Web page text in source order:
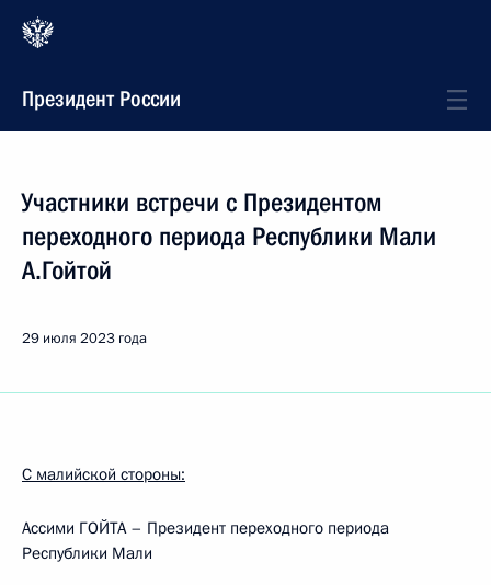
Президент России
Участники встречи с Президентом
переходного периода Республики Мали
А.Гойтой
29 июля 2023 года
С малийской стороны:
Ассими ГОЙТА – Президент переходного периода
Республики Мали